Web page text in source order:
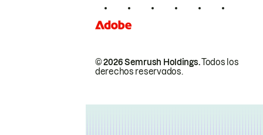
© 2026 Semrush Holdings.Todos los
derechos reservados.